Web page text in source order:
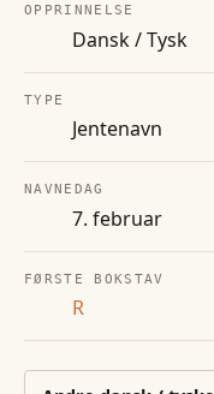
OPPRINNELSE
Dansk / Tysk
TYPE
Jentenavn
NAVNEDAG
7. februar
FØRSTE BOKSTAV
R